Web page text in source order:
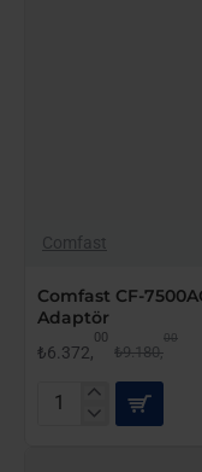
Comfast
Comfast CF-
Adaptör
₺6.372,
00
₺9.180,
00
Comfast